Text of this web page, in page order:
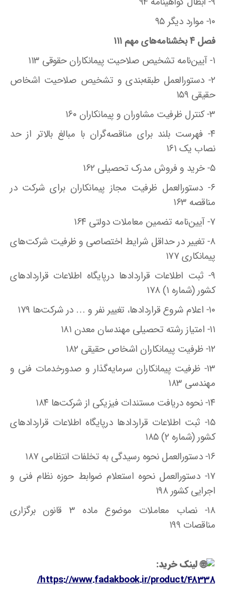
۱۰- موارد دیگر ۹۵
فصل ۴ بخشنامه‌های مهم ۱۱۱
۱- آیین‌نامه تشخیص صلاحیت پیمانکاران حقوقی ۱۱۳
۲- دستورالعمل طبقه‌بندی و تشخیص صلاحیت اشخاص
حقیقی ۱۵۹
۳- کنترل ظرفیت مشاوران و پیمانکاران ۱۶۰
۴- فهرست بلند برای مناقصه‌گران با مبالغ بالاتر از حد
نصاب یک ۱۶۱
۵- خرید و فروش مدرک تحصیلی ۱۶۲
۶- دستورالعمل ظرفیت مجاز پیمانکاران برای شرکت در
مناقصه ۱۶۳
۷- آیین‌نامه تضمین معاملات دولتی ۱۶۴
۸- تغییر در حداقل شرایط اختصاصی و ظرفیت شرکت‌های
پیمانکاری ۱۷۷
۹- ثبت اطلاعات قراردادها درپایگاه اطلاعات قراردادهای
کشور (شماره ۱) ۱۷۸
۱۰- اعلام شروع قراردادها، تغییر نفر و … در شرکت‌ها ۱۷۹
۱۱- امتیاز رشته تحصیلی مهندسان معدن ۱۸۱
۱۲- ظرفیت پیمانکاران اشخاص حقیقی ۱۸۲
۱۳- ظرفیت پیمانکاران سرمایه‌گذار و صدورخدمات فنی و
مهندسی ۱۸۳
۱۴- نحوه دریافت مستندات فیزیکی از شرکت‌ها ۱۸۴
۱۵- ثبت اطلاعات قراردادها درپایگاه اطلاعات قراردادهای
کشور (شماره ۲) ۱۸۵
۱۶- دستورالعمل نحوه رسیدگی به تخلفات انتظامی ۱۸۷
۱۷- دستورالعمل نحوه استعلام ضوابط حوزه نظام فنی و
اجرایی کشور ۱۹۸
۱۸- نصاب معاملات موضوع ماده ۳ قانون برگزاری
مناقصات ۱۹۹
لینک خرید:
https://www.fadakbook.ir/product/48338/